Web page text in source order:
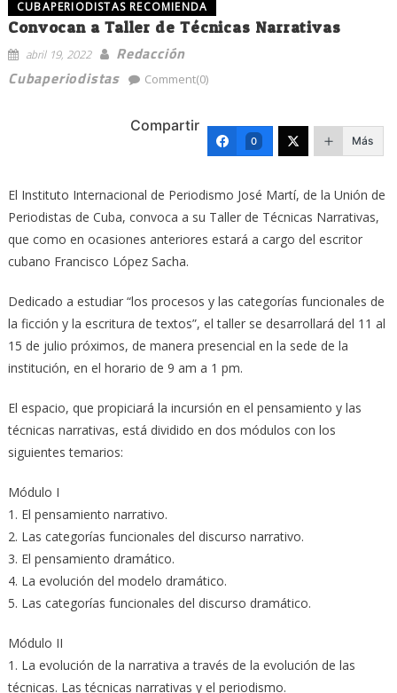
CUBAPERIODISTAS RECOMIENDA
Convocan a Taller de Técnicas Narrativas
abril 19, 2022
Redacción
Cubaperiodistas
Comment(0)
Compartir
0 Más
El Instituto Internacional de Periodismo José Martí, de la Unión de
Periodistas de Cuba, convoca a su Taller de Técnicas Narrativas,
que como en ocasiones anteriores estará a cargo del escritor
cubano Francisco López Sacha.
Dedicado a estudiar “los procesos y las categorías funcionales de
la ficción y la escritura de textos”, el taller se desarrollará del 11 al
15 de julio próximos, de manera presencial en la sede de la
institución, en el horario de 9 am a 1 pm.
El espacio, que propiciará la incursión en el pensamiento y las
técnicas narrativas, está dividido en dos módulos con los
siguientes temarios:
Módulo I
1. El pensamiento narrativo.
2. Las categorías funcionales del discurso narrativo.
3. El pensamiento dramático.
4. La evolución del modelo dramático.
5. Las categorías funcionales del discurso dramático.
Módulo II
1. La evolución de la narrativa a través de la evolución de las
técnicas. Las técnicas narrativas y el periodismo.